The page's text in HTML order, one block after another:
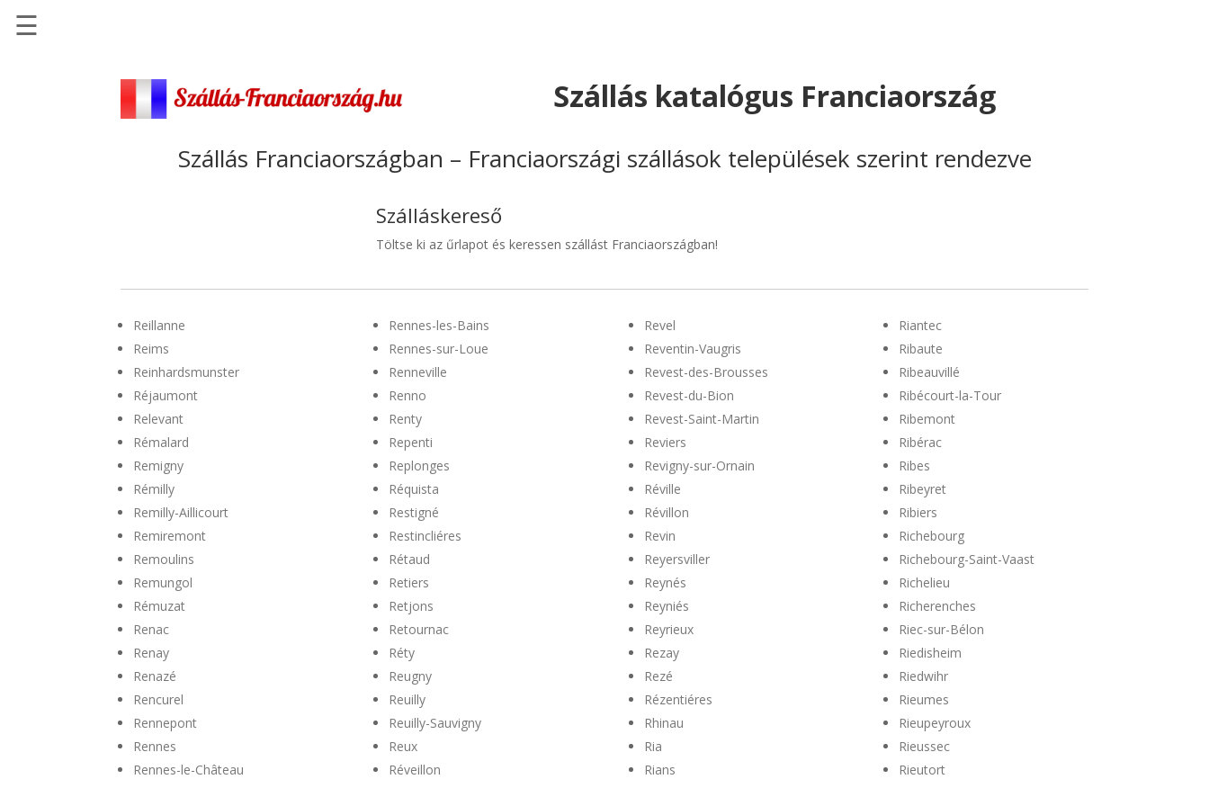
☰
Szállás katalógus Franciaország
Szállás Franciaországban – Franciaországi szállások települések szerint rendezve
Szálláskereső
Töltse ki az űrlapot és keressen szállást Franciaországban!
Reillanne
Reims
Reinhardsmunster
Réjaumont
Relevant
Rémalard
Remigny
Rémilly
Remilly-Aillicourt
Remiremont
Remoulins
Remungol
Rémuzat
Renac
Renay
Renazé
Rencurel
Rennepont
Rennes
Rennes-le-Château
Rennes-les-Bains
Rennes-sur-Loue
Renneville
Renno
Renty
Repenti
Replonges
Réquista
Restigné
Restincliéres
Rétaud
Retiers
Retjons
Retournac
Réty
Reugny
Reuilly
Reuilly-Sauvigny
Reux
Réveillon
Revel
Reventin-Vaugris
Revest-des-Brousses
Revest-du-Bion
Revest-Saint-Martin
Reviers
Revigny-sur-Ornain
Réville
Révillon
Revin
Reyersviller
Reynés
Reyniés
Reyrieux
Rezay
Rezé
Rézentiéres
Rhinau
Ria
Rians
Riantec
Ribaute
Ribeauvillé
Ribécourt-la-Tour
Ribemont
Ribérac
Ribes
Ribeyret
Ribiers
Richebourg
Richebourg-Saint-Vaast
Richelieu
Richerenches
Riec-sur-Bélon
Riedisheim
Riedwihr
Rieumes
Rieupeyroux
Rieussec
Rieutort